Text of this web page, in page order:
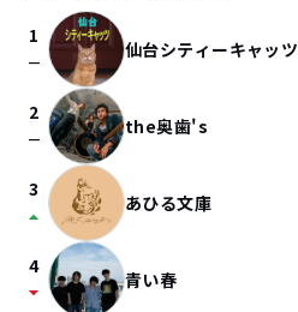
1
check_indeterminate_small 仙台シティーキャッツ
2
check_indeterminate_small the奥歯's
3
arrow_drop_up あひる文庫
4
arrow_drop_down 青い春